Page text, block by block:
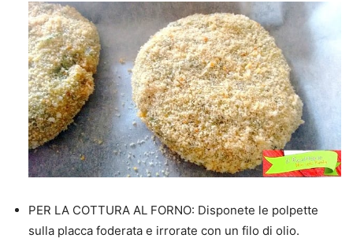
PER LA COTTURA AL FORNO: Disponete le polpette
sulla placca foderata e irrorate con un filo di olio.